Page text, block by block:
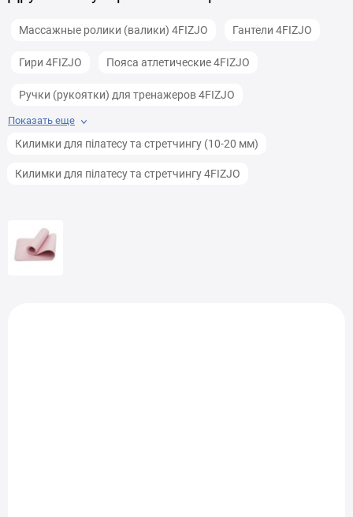
Массажные ролики (валики) 4FIZJO Гантели 4FIZJO
Гири 4FIZJO Пояса атлетические 4FIZJO
Ручки (рукоятки) для тренажеров 4FIZJO
Скамьи (лавки) для жима 4FIZJO
Показать еще
Килимки для пілатесу та стретчингу (10-20 мм)
Килимки для пілатесу та стретчингу 4FIZJO